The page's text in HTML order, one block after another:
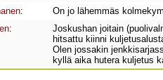
:
On jo lähemmäs
:
Joskushan joitain
hitsattu kiinni
Olen jossakin
kyllä aika hutera kuljetus